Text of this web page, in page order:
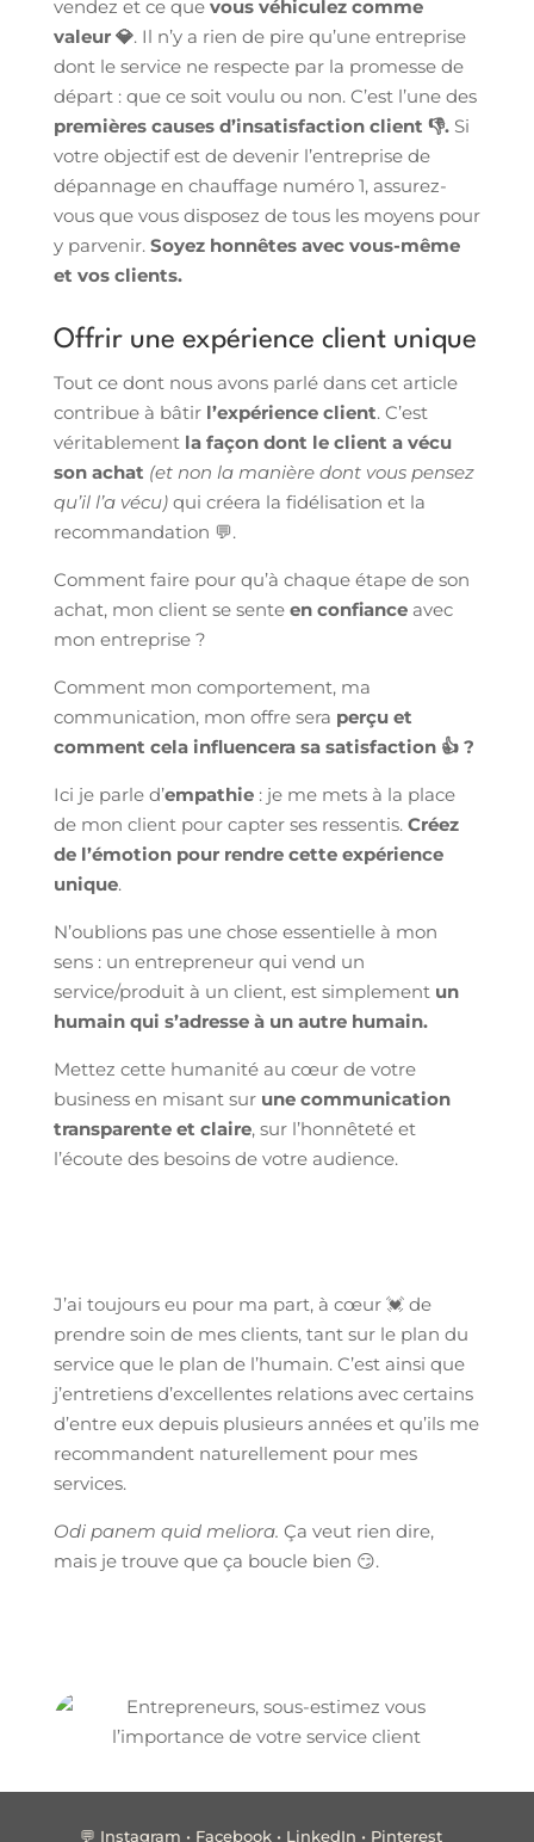
vendez et ce que vous véhiculez comme
valeur 💎. Il n’y a rien de pire qu’une entreprise
dont le service ne respecte par la promesse de
départ : que ce soit voulu ou non. C’est l’une des
premières causes d’insatisfaction client 👎. Si
votre objectif est de devenir l’entreprise de
dépannage en chauffage numéro 1, assurez-
vous que vous disposez de tous les moyens pour
y parvenir. Soyez honnêtes avec vous-même
et vos clients.
Offrir une expérience client unique
Tout ce dont nous avons parlé dans cet article
contribue à bâtir l’expérience client. C’est
véritablementla façon dont le client a vécu
son achat (et non la manière dont vous pensez
qu’il l’a vécu)qui créera la fidélisation et la
recommandation 💬.
Comment faire pour qu’à chaque étape de son
achat, mon client se sente en confianceavec
mon entreprise ?
Comment mon comportement, ma
communication, mon offre sera perçu et
comment cela influencera sa satisfaction 👍 ?
Ici je parle d’empathie: je me mets à la place
de mon client pour capter ses ressentis. Créez
de l’émotion pour rendre cette expérience
unique.
N’oublions pas une chose essentielle à mon
sens : un entrepreneur qui vend un
service/produit à un client, est simplement un
humain qui s’adresse à un autre humain.
Mettez cette humanité au cœur de votre
business en misant sur une communication
transparente et claire, sur l’honnêteté et
l’écoute des besoins de votre audience.
J’ai toujours eu pour ma part, à cœur 💓 de
prendre soin de mes clients, tant sur le plan du
service que le plan de l’humain. C’est ainsi que
j’entretiens d’excellentes relations avec certains
d’entre eux depuis plusieurs années et qu’ils me
recommandent naturellement pour mes
services.
Odi panem quid meliora. Ça veut rien dire,
mais je trouve que ça boucle bien 😏.
💬 Instagram • Facebook • LinkedIn • Pinterest